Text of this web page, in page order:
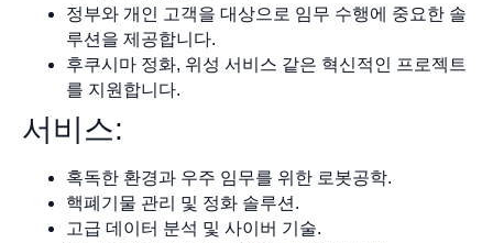
정부와 개인 고객을 대상으로 임무 수행에 중요한 솔
루션을 제공합니다.
후쿠시마 정화, 위성 서비스 같은 혁신적인 프로젝트
를 지원합니다.
서비스:
혹독한 환경과 우주 임무를 위한 로봇공학.
핵폐기물 관리 및 정화 솔루션.
고급 데이터 분석 및 사이버 기술.